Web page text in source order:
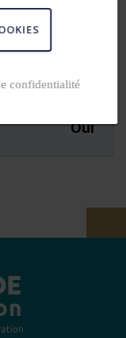
Oui
confidentialité